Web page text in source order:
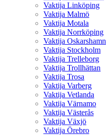
Vaktija Linköping
Vaktija Malmö
Vaktija Motala
Vaktija Norrköping
Vaktija Oskarshamn
Vaktija Stockholm
Vaktija Trelleborg
Vaktija Trollhättan
Vaktija Trosa
Vaktija Varberg
Vaktija Vetlanda
Vaktija Värnamo
Vaktija Västerås
Vaktija Växjö
Vaktija Örebro